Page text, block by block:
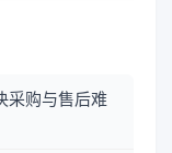
采购与售后难